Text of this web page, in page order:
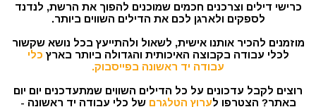
כרישי דילים וצרכנים חכמים שמוכנים להפוך את הרשת, לנדנד
לספקים ולארגן לכם את הדילים השווים ביותר.
מוזמנים להכיר אותנו אישית, לשאול ולהתייעץ בכל נושא שקשור
לכלי עבודה בקבוצה האיכותית והגדולה ביותר בארץ כלי
עבודה יד ראשונה בפייסבוק.
רוצים לקבל עדכונים על כל הדילים השווים שמתעדכנים יום יום
באתר? הצטרפו לערוץ הטלגרם של כלי עבודה יד ראשונה -